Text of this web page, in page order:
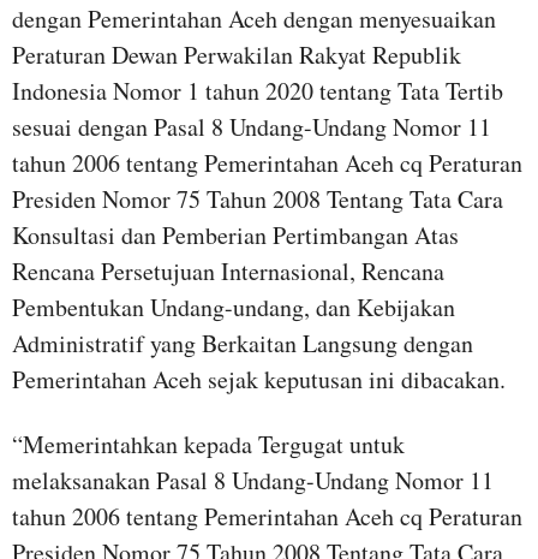
dengan Pemerintahan Aceh dengan menyesuaikan
Peraturan Dewan Perwakilan Rakyat Republik
Indonesia Nomor 1 tahun 2020 tentang Tata Tertib
sesuai dengan Pasal 8 Undang-Undang Nomor 11
tahun 2006 tentang Pemerintahan Aceh cq Peraturan
Presiden Nomor 75 Tahun 2008 Tentang Tata Cara
Konsultasi dan Pemberian Pertimbangan Atas
Rencana Persetujuan Internasional, Rencana
Pembentukan Undang-undang, dan Kebijakan
Administratif yang Berkaitan Langsung dengan
Pemerintahan Aceh sejak keputusan ini dibacakan.
“Memerintahkan kepada Tergugat untuk
melaksanakan Pasal 8 Undang-Undang Nomor 11
tahun 2006 tentang Pemerintahan Aceh cq Peraturan
Presiden Nomor 75 Tahun 2008 Tentang Tata Cara